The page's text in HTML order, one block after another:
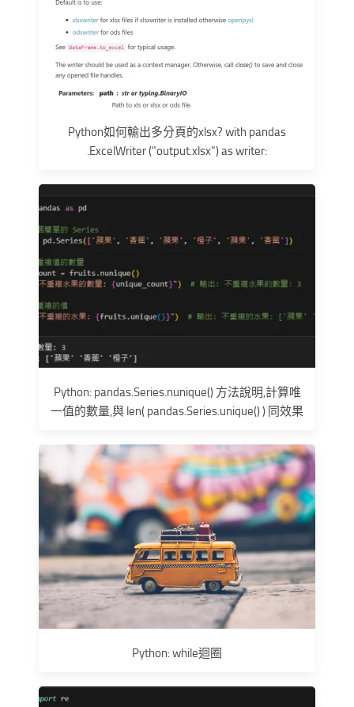
Python如何輸出多分頁的xlsx? with pandas
.ExcelWriter ("output.xlsx") as writer:
Python: pandas.Series.nunique() 方法說明,計算唯
一值的數量,與 len( pandas.Series.unique() ) 同效果
Python: while迴圈